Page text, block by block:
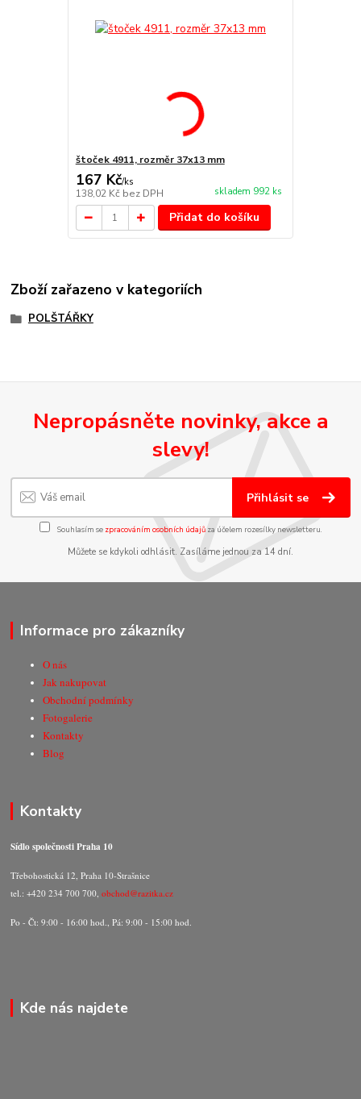
štoček 4911, rozměr 37x13 mm
167 Kč/ks
138,02 Kč bez DPH skladem 992 ks
Přidat do košíku
Zboží zařazeno v kategoriích
POLŠTÁŘKY
Nepropásněte novinky, akce a
slevy!
Přihlásit se
Souhlasím se zpracováním osobních údajůza účelem rozesílky newsletteru.
Můžete se kdykoli odhlásit. Zasíláme jednou za 14 dní.
Informace pro zákazníky
O nás
Jak nakupovat
Obchodní podmínky
Fotogalerie
Kontakty
Blog
Kontakty
Sídlo společnosti Praha 10
Třebohostická 12, Praha 10-Strašnice
tel.: +420 234 700 700,obchod@razitka.cz
Po - Čt: 9:00 - 16:00 hod., Pá: 9:00 - 15:00 hod.
Kde nás najdete